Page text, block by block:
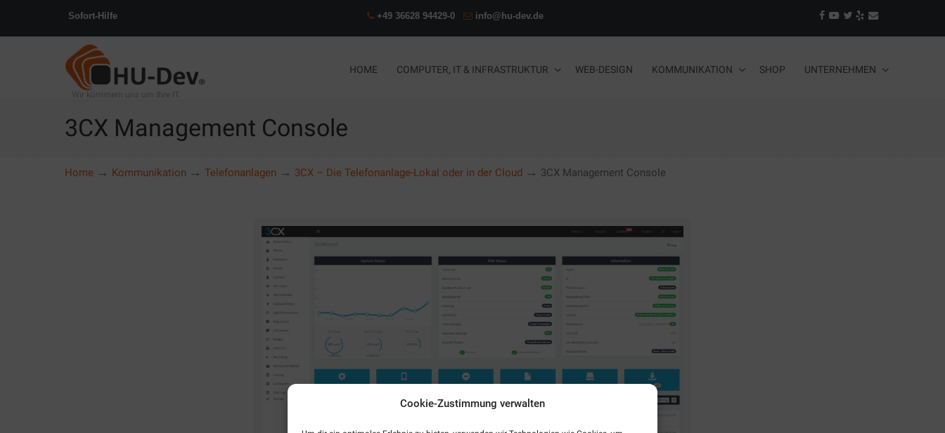
Cookie-Zustimmung verwalten
Sofort-Hilfe +49 36628 94429-0 info@hu-dev.de
Wir kümmern uns um Ihre IT.
HOME COMPUTER, IT & INFRASTRUKTUR WEB-DESIGN KOMMUNIKATION SHOP UNTERNEHMEN
3CX Management Console
Home → Kommunikation → Telefonanlagen → 3CX – Die Telefonanlage-Lokal oder in der Cloud → 3CX Management Console